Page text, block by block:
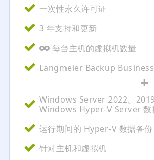
一次性永久许可证
3 年支持和更新
每台主机的虚拟机数量
Langmeier Backup
+
Windows Server 2022、
Windows Hyper-V Server 数
运行期间的 Hyper-V 数据备份
针对主机和虚拟机